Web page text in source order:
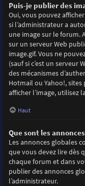
Puis-je publier des
Oui, vous pouvez
si l’administrateur a
une image sur le forum.
sur un serveur Web
image.gif. Vous ne
(sauf si c’est un serveur
des mécanismes
Hotmail ou Yahoo!,
afficher l’image, utilisez
Haut
Que sont les
Les annonces globales
que vous devez lire dès
chaque forum et dans
publier des annonces
l’administrateur.